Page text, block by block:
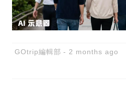
GOtrip編輯部 2 months ago